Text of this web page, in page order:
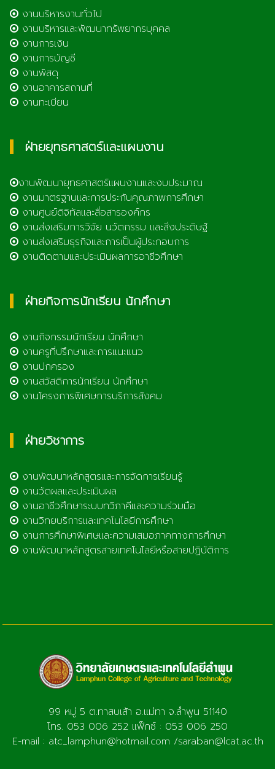
งานบริหารงานทั่วไป
งานบริหารและพัฒนาทรัพยากรบุคคล
งานการเงิน
งานการบัญชี
งานพัสดุ
งานอาคารสถานที่
งานทะเบียน
ฝ่ายยุทธศาสตร์และแผนงาน
งานพัฒนายุทธศาสตร์แผนงานและงบประมาณ
งานมาตรฐานและการประกันคุณภาพการศึกษา
งานศูนย์ดิจิทัลและสื่อสารองค์กร
งานส่งเสริมการวิจัย นวัตกรรม และสิ่งประดิษฐ์
งานส่งเสริมธุรกิจและการเป็นผู้ประกอบการ
งานติดตามและประเมินผลการอาชีวศึกษา
ฝ่ายกิจการนักเรียน นักศึกษา
งานกิจกรรมนักเรียน นักศึกษา
งานครูที่ปรึกษาและการแนะแนว
งานปกครอง
งานสวัสดิการนักเรียน นักศึกษา
งานโครงการพิเศษการบริการสังคม
ฝ่ายวิชาการ
งานพัฒนาหลักสูตรและการจัดการเรียนรู้
งานวัดผลและประเมินผล
งานอาชีวศึกษาระบบทวิภาคีและความร่วมมือ
งานวิทยบริการและเทคโนโลยีการศึกษา
งานการศึกษาพิเศษและความเสมอภาคทางการศึกษา
งานพัฒนาหลักสูตรสายเทคโนโลยีหรือสายปฏิบัติการ
99 หมู่ 5 ต.ทาสบเส้า อ.แม่ทา จ.ลำพูน 51140
โทร. 053 006 252 แฟ็กซ์ : 053 006 250
E-mail : atc_lamphun@hotmail.com /saraban@lcat.ac.th